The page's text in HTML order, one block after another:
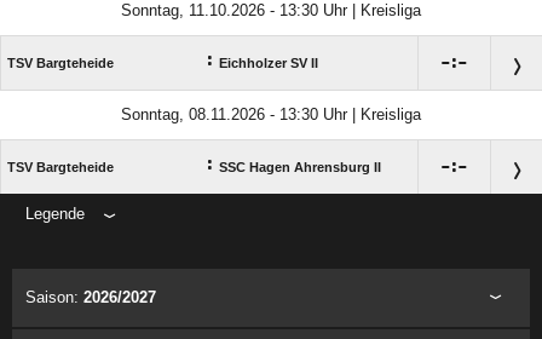
Sonntag, 11.10.2026 - 13:30 Uhr | Kreisliga
TSV Bargteheide : Eichholzer SV II :
Sonntag, 08.11.2026 - 13:30 Uhr | Kreisliga
TSV Bargteheide : SSC Hagen Ahrensburg II :
Legende
Saison: 2026/2027